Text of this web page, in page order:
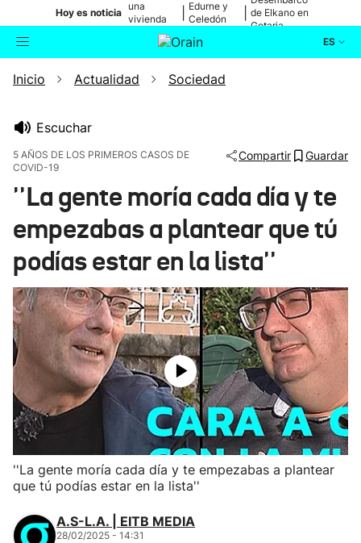
Hoy es noticia
una
vivienda
de Bilbao
Edurne y
Celedón
de Elkano en
Getaria
ES
Buscador Actualidad
Eguraldia
Inicio Actualidad Sociedad
Escuchar
5 AÑOS DE LOS PRIMEROS CASOS DE
COVID-19
Compartir Guardar
''La gente moría cada día y te
empezabas a plantear que tú
podías estar en la lista''
''La gente moría cada día y te empezabas a plantear
que tú podías estar en la lista''
A.S-L.A. | EITB MEDIA
28/02/2025 - 14:31